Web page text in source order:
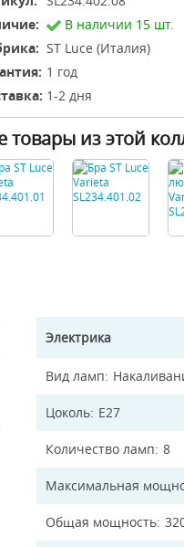
В наличии 15 шт.
ST Luce (Италия)
1 год
1-2 дня
товары из этой
Электрика
Вид ламп
Цоколь E27
Количество ламп 8
Максимальная
Общая мощность